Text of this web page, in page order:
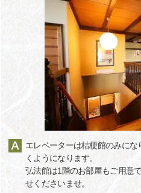
エレベーターは桔梗館のみに
くようになります。
弘法館は1階のお部屋もご用意
せくださいませ。